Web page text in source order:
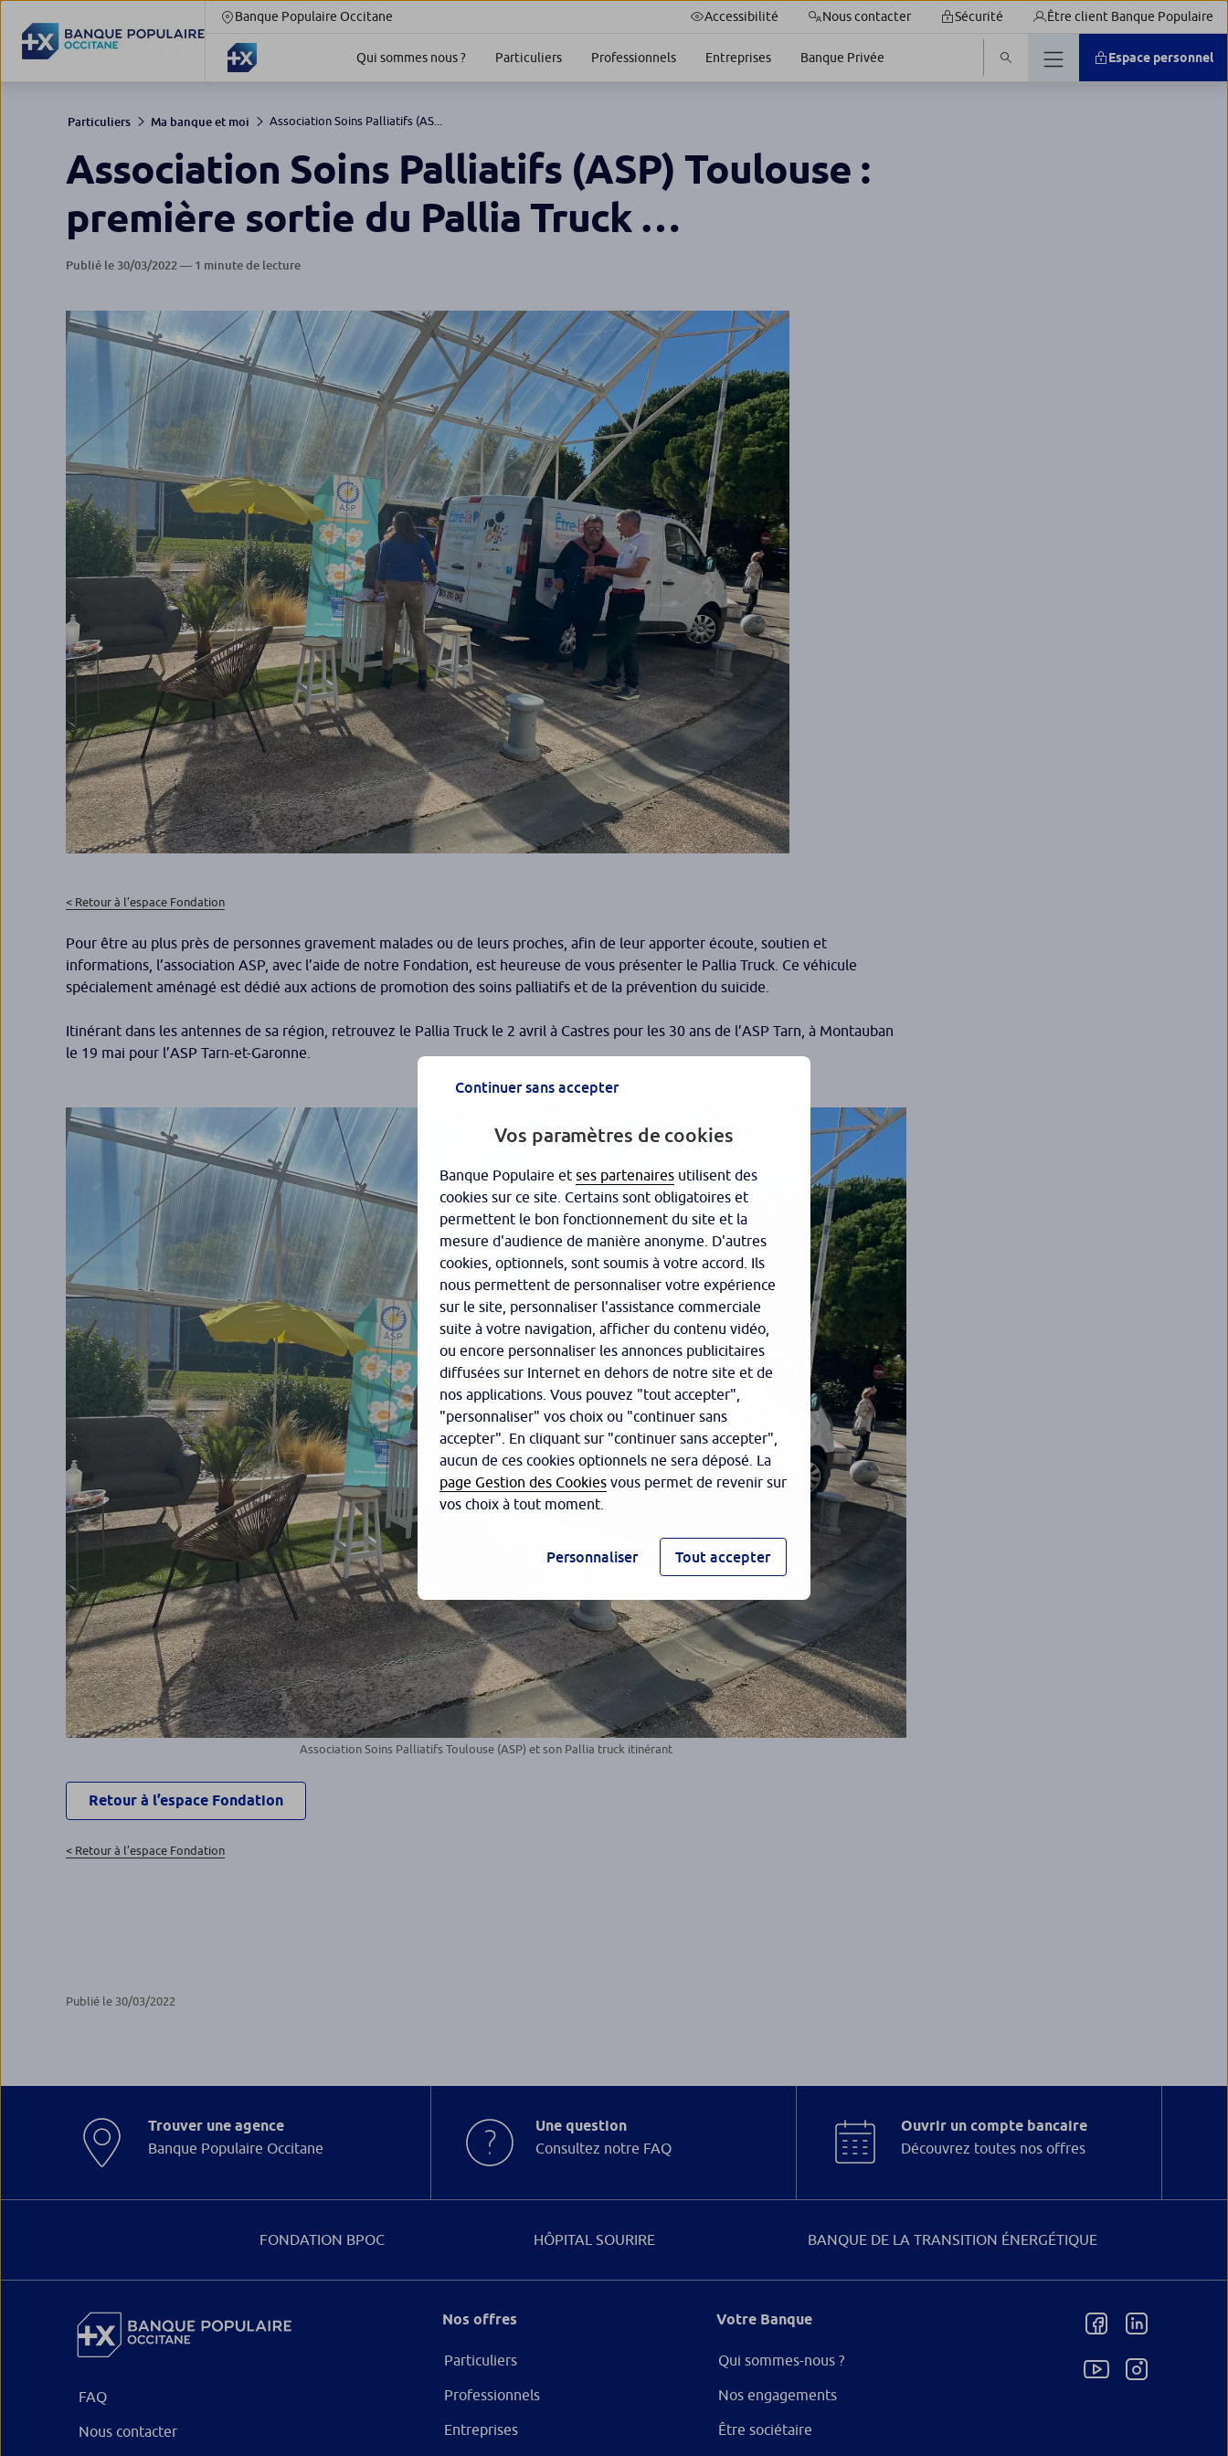
Banque Populaire Occitane Accessibilité Nous contacter Sécurité Être client Banque Populaire
Qui sommes nous ? Particuliers Professionnels Entreprises Banque Privée Espace personnel
Particuliers Ma banque et moi Association Soins Palliatifs (AS...
Association Soins Palliatifs (ASP) Toulouse :
première sortie du Pallia Truck …
Publié le 30/03/2022 — 1 minute de lecture
< Retour à l’espace Fondation
Pour être au plus près de personnes gravement malades ou de leurs proches, afin de leur apporter écoute, soutien et
informations, l’association ASP, avec l’aide de notre Fondation, est heureuse de vous présenter le Pallia Truck. Ce véhicule
spécialement aménagé est dédié aux actions de promotion des soins palliatifs et de la prévention du suicide.
Itinérant dans les antennes de sa région, retrouvez le Pallia Truck le 2 avril à Castres pour les 30 ans de l’ASP Tarn, à Montauban
le 19 mai pour l’ASP Tarn-et-Garonne.
Association Soins Palliatifs Toulouse (ASP) et son Pallia truck itinérant
Retour à l’espace Fondation
< Retour à l’espace Fondation
Publié le 30/03/2022
Trouver une agence
Banque Populaire Occitane
Une question
Consultez notre FAQ
Ouvrir un compte bancaire
Découvrez toutes nos offres
FONDATION BPOC HÔPITAL SOURIRE BANQUE DE LA TRANSITION ÉNERGÉTIQUE
FAQ
Nous contacter
Nos offres
Particuliers
Professionnels
Entreprises
Votre Banque
Qui sommes-nous ?
Nos engagements
Être sociétaire
Continuer sans accepter
Vos paramètres de cookies
Banque Populaire et ses partenaires utilisent des
cookies sur ce site. Certains sont obligatoires et
permettent le bon fonctionnement du site et la
mesure d'audience de manière anonyme. D'autres
cookies, optionnels, sont soumis à votre accord. Ils
nous permettent de personnaliser votre expérience
sur le site, personnaliser l'assistance commerciale
suite à votre navigation, afficher du contenu vidéo,
ou encore personnaliser les annonces publicitaires
diffusées sur Internet en dehors de notre site et de
nos applications. Vous pouvez "tout accepter",
"personnaliser" vos choix ou "continuer sans
accepter". En cliquant sur "continuer sans accepter",
aucun de ces cookies optionnels ne sera déposé. La
page Gestion des Cookies vous permet de revenir sur
vos choix à tout moment.
Personnaliser Tout accepter